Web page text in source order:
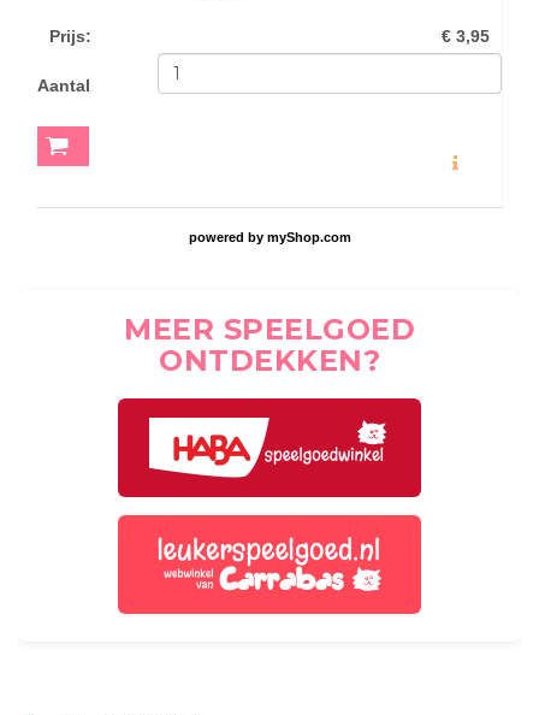
Prijs: € 3,95
Aantal
powered by myShop.com
MEER SPEELGOED
ONTDEKKEN?